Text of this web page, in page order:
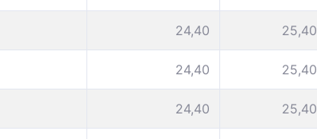
24,40 25,40
24,40 25,40
24,40 25,40